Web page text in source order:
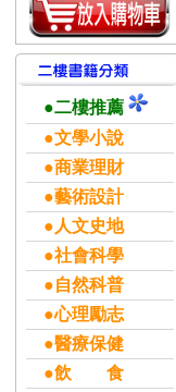
●二樓推薦
●文學小說
●商業理財
●藝術設計
●人文史地
●社會科學
●自然科普
●心理勵志
●醫療保健
●飲 食